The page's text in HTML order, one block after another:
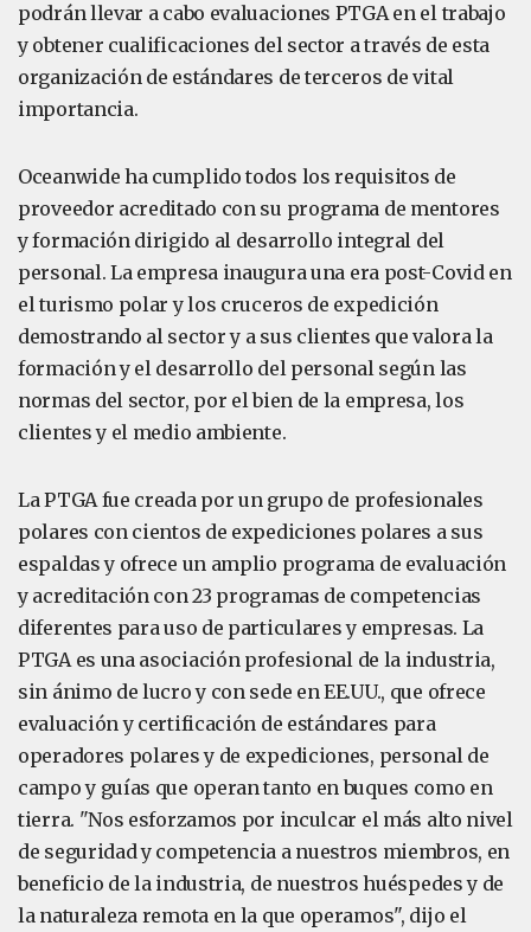
podrán llevar a cabo evaluaciones PTGA en el trabajo
y obtener cualificaciones del sector a través de esta
organización de estándares de terceros de vital
importancia.
Oceanwide ha cumplido todos los requisitos de
proveedor acreditado con su programa de mentores
y formación dirigido al desarrollo integral del
personal. La empresa inaugura una era post-Covid en
el turismo polar y los cruceros de expedición
demostrando al sector y a sus clientes que valora la
formación y el desarrollo del personal según las
normas del sector, por el bien de la empresa, los
clientes y el medio ambiente.
La PTGA fue creada por un grupo de profesionales
polares con cientos de expediciones polares a sus
espaldas y ofrece un amplio programa de evaluación
y acreditación con 23 programas de competencias
diferentes para uso de particulares y empresas. La
PTGA es una asociación profesional de la industria,
sin ánimo de lucro y con sede en EE.UU., que ofrece
evaluación y certificación de estándares para
operadores polares y de expediciones, personal de
campo y guías que operan tanto en buques como en
tierra. "Nos esforzamos por inculcar el más alto nivel
de seguridad y competencia a nuestros miembros, en
beneficio de la industria, de nuestros huéspedes y de
la naturaleza remota en la que operamos", dijo el